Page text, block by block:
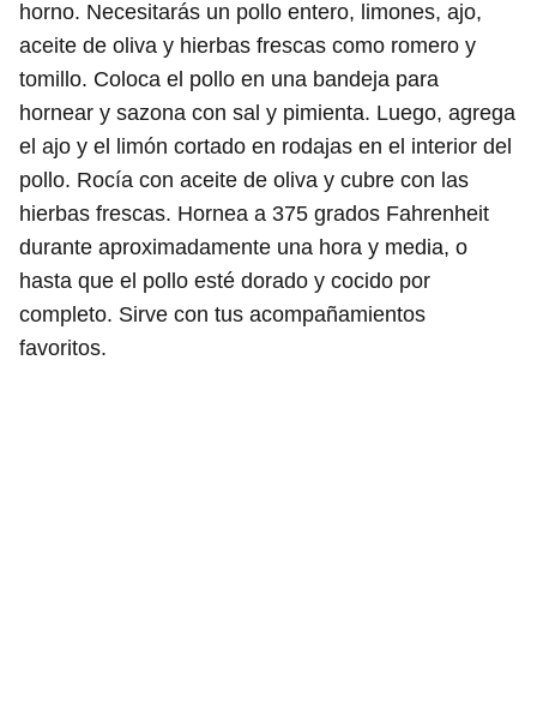
horno. Necesitarás un pollo entero, limones, ajo,
aceite de oliva y hierbas frescas como romero y
tomillo. Coloca el pollo en una bandeja para
hornear y sazona con sal y pimienta. Luego, agrega
el ajo y el limón cortado en rodajas en el interior del
pollo. Rocía con aceite de oliva y cubre con las
hierbas frescas. Hornea a 375 grados Fahrenheit
durante aproximadamente una hora y media, o
hasta que el pollo esté dorado y cocido por
completo. Sirve con tus acompañamientos
favoritos.